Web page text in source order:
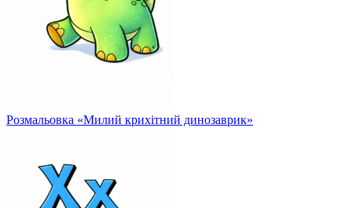
Розмальовка «Милий крихітний динозаврик»